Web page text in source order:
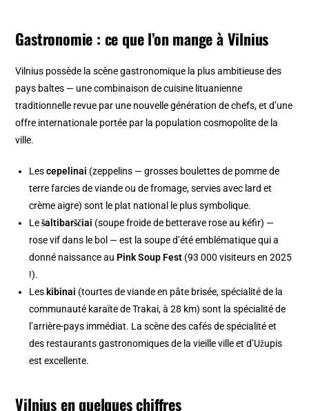
Gastronomie : ce que l’on mange à Vilnius
Vilnius possède la scène gastronomique la plus ambitieuse des
pays baltes — une combinaison de cuisine lituanienne
traditionnelle revue par une nouvelle génération de chefs, et d’une
offre internationale portée par la population cosmopolite de la
ville.
Lescepelinai (zeppelins — grosses boulettes de pomme de
terre farcies de viande ou de fromage, servies avec lard et
crème aigre) sont le plat national le plus symbolique.
Lešaltibarščiai (soupe froide de betterave rose au kéfir) —
rose vif dans le bol — est la soupe d’été emblématique qui a
donné naissance au Pink Soup Fest (93 000 visiteurs en 2025
!).
Leskibinai (tourtes de viande en pâte brisée, spécialité de la
communauté karaïte de Trakai, à 28 km) sont la spécialité de
l’arrière-pays immédiat. La scène des cafés de spécialité et
des restaurants gastronomiques de la vieille ville et d’Užupis
est excellente.
Vilnius en quelques chiffres